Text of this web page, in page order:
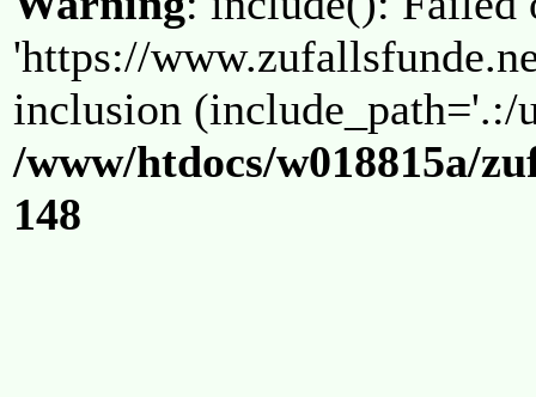
'https://
inclusion (include_path='.:/
/www/htdocs/w018815a/
148